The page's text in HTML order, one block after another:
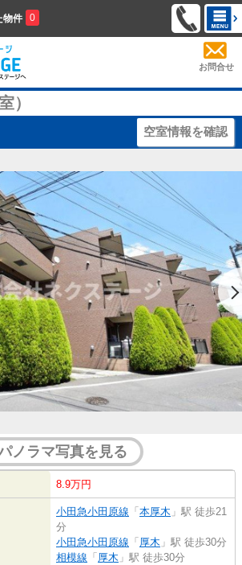
物件 0
お問合せ
室）
空室情報を確認
ノラマ写真を見る
8.9万円
小田急小田原線 「 本厚木 」駅 徒歩21
分
小田急小田原線 「 厚木 」駅 徒歩30分
相模線 「 厚木 」駅 徒歩30分